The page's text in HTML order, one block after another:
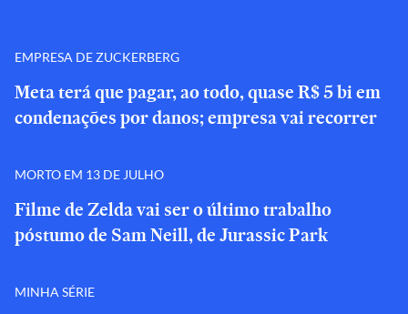
EMPRESA DE ZUCKERBERG
Meta terá que pagar, ao todo, quase R$ 5 bi em
condenações por danos; empresa vai recorrer
MORTO EM 13 DE JULHO
Filme de Zelda vai ser o último trabalho
póstumo de Sam Neill, de Jurassic Park
MINHA SÉRIE